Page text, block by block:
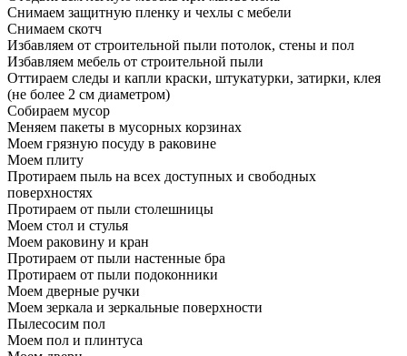
Снимаем защитную пленку и чехлы с мебели
Снимаем скотч
Избавляем от строительной пыли потолок, стены и пол
Избавляем мебель от строительной пыли
Оттираем следы и капли краски, штукатурки, затирки, клея
(не более 2 см диаметром)
Собираем мусор
Меняем пакеты в мусорных корзинах
Моем грязную посуду в раковине
Моем плиту
Протираем пыль на всех доступных и свободных
поверхностях
Протираем от пыли столешницы
Моем стол и стулья
Моем раковину и кран
Протираем от пыли настенные бра
Протираем от пыли подоконники
Моем дверные ручки
Моем зеркала и зеркальные поверхности
Пылесосим пол
Моем пол и плинтуса